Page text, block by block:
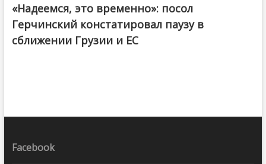
«Надеемся, это временно»: посол
Герчинский констатировал паузу в
сближении Грузии и ЕС
Facebook